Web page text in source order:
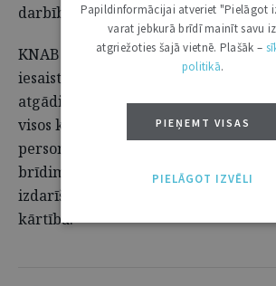
darbību veikšanā.
KNAB vērš uzmanību, ka
iesaistītajām personām ir tiesības uz
atgādina, ka nevainīguma
visos kriminālprocesa posmos –
persona tiek turēta aizdomās vai
brīdim, kamēr tās vaina noziedzīga
izdarīšanā tiek konstatēta likumā
kārtībā.
Papildinformācijai atveriet "Pielāgot
varat jebkurā brīdī mainīt savu
atgriežoties šajā vietnē. Plašāk –
politikā.
PIEŅEMT VISAS
PIELĀGOT IZVĒLI